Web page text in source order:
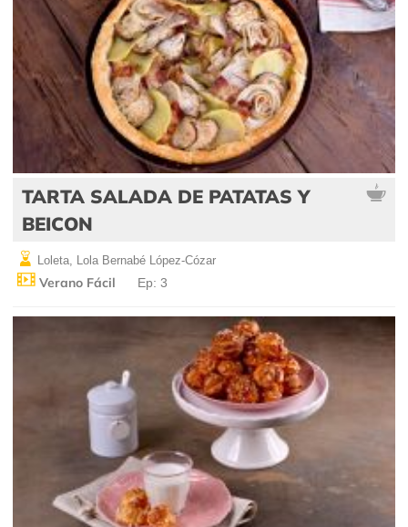
TARTA SALADA DE PATATAS Y
BEICON
Loleta, Lola Bernabé López-Cózar
Verano Fácil Ep: 3